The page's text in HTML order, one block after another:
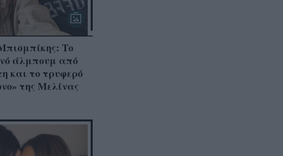
Το
άλμπουμ από
και το τρυφερό
της Μελίνας